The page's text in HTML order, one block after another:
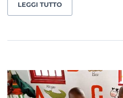
LEGGI TUTTO